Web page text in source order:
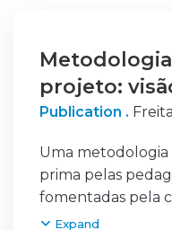
projeto:
Publication .
Uma
prima pelas
fomentadas pela
necessidades da
Expand